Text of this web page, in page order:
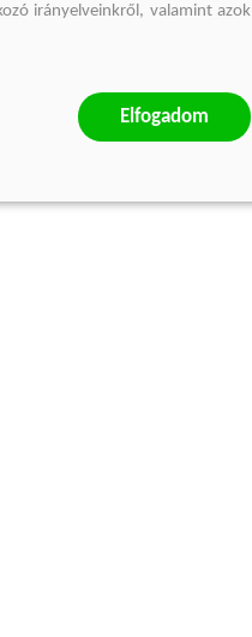
irányelveinkről, valamint azok
Elfogadom